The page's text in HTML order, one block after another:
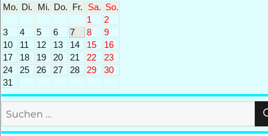
Mo. Di. Mi. Do. Fr. Sa. So.
1
2
3
4 5 6 7 8
9
10
11 12 13 14 15
16
17
18 19 20 21 22
23
24
25 26 27 28 29
30
31
Suchen
nach: